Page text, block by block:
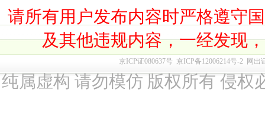
请所有用户发布内容时严格遵守
及其他违规内容，一经发现
京ICP证080637号 京ICP备12006214号-2 网出
纯属虚构 请勿模仿 版权所有 侵权